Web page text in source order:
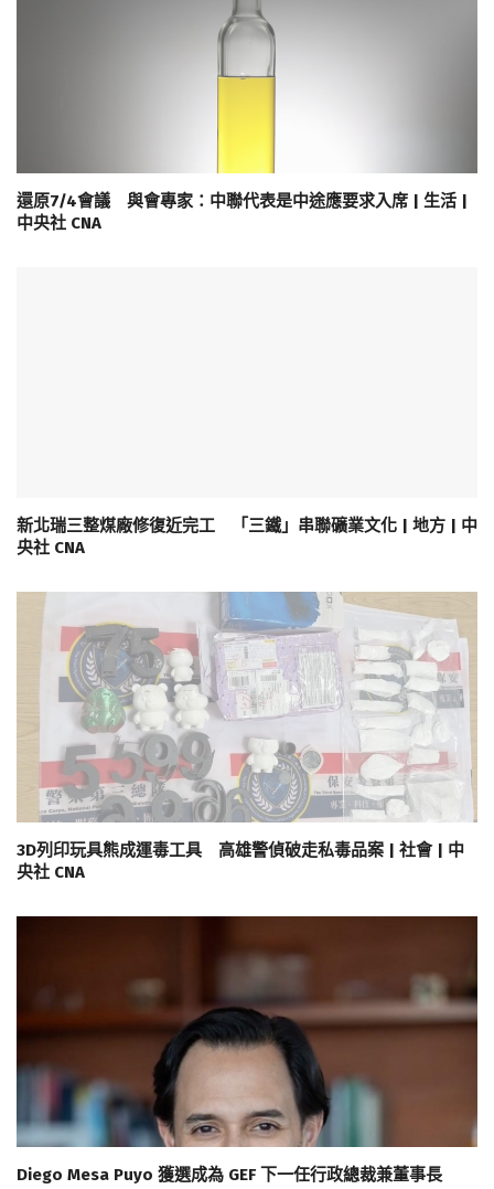
還原7/4會議 與會專家：中聯代表是中途應要求入席 | 生活 |
中央社 CNA
新北瑞三整煤廠修復近完工 「三鐵」串聯礦業文化 | 地方 | 中
央社 CNA
3D列印玩具熊成運毒工具 高雄警偵破走私毒品案 | 社會 | 中
央社 CNA
Diego Mesa Puyo 獲選成為 GEF 下一任行政總裁兼董事長